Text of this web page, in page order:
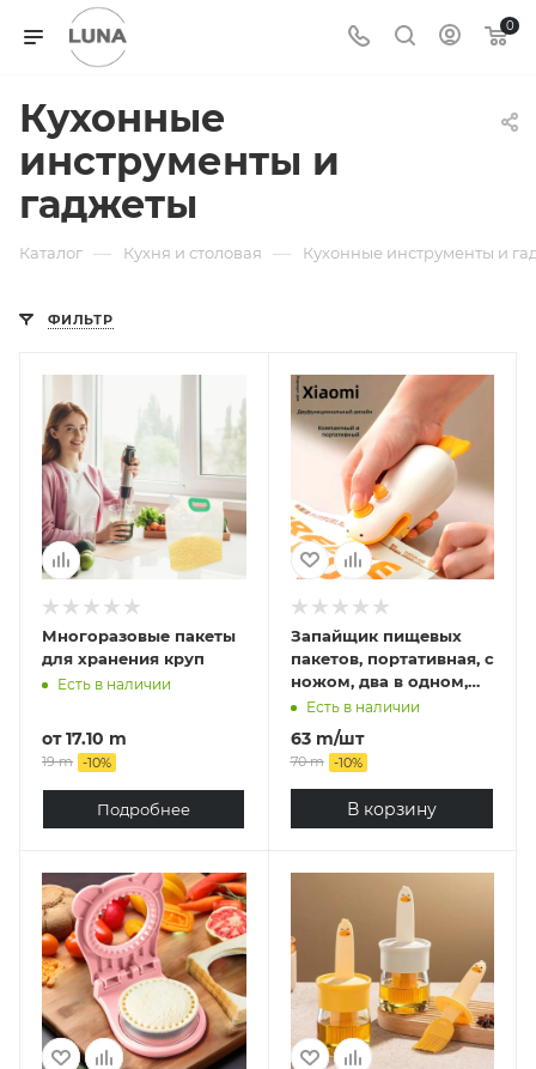
0
Кухонные
инструменты и
гаджеты
Каталог — Кухня и столовая — Кухонные инструменты и
ФИЛЬТР
Многоразовые пакеты
для хранения круп
Есть в наличии
от17.10 m
19 m -10%
Подробнее
Запайщик пищевых
пакетов, портативная, с
ножом, два в одном,
магнитная
Есть в наличии
63m/шт
70m -10%
В корзину